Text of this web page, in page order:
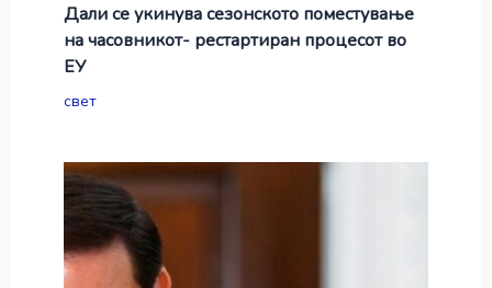
Дали се укинува сезонското поместување
на часовникот- рестартиран процесот во
ЕУ
свет